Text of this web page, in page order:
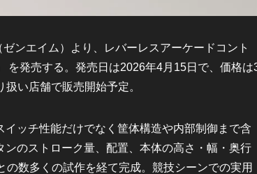
ンエイム）より、レバーレスアーケードコント
を発売する。発売日は2026年4月15日で、価格は
い店舗で販売開始予定。
ッチ性能だけでなく筐体構造や内部制御まで含
のストローク量、配置、本体の高さ・幅・奥行
数多くの試作を経て完成。競技シーンでの実用